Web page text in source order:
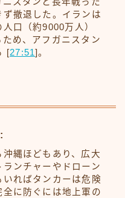
撤退した。イランは
口（約9000万人）
め、アフガニスタン
[27:51]。
縄ほどもあり、広大
ンチャーやドローン
ればタンカーは危険
に防ぐには地上軍の